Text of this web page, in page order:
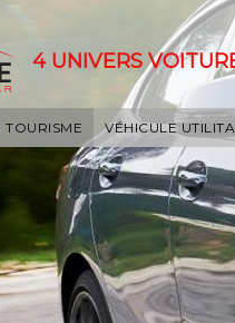
4 UNIVERS
TOURISME VÉHICULE